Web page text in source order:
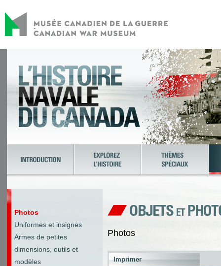
Photos
Uniformes et insignes
Armes de petites
dimensions, outils et
modèles
Photos
Imprimer